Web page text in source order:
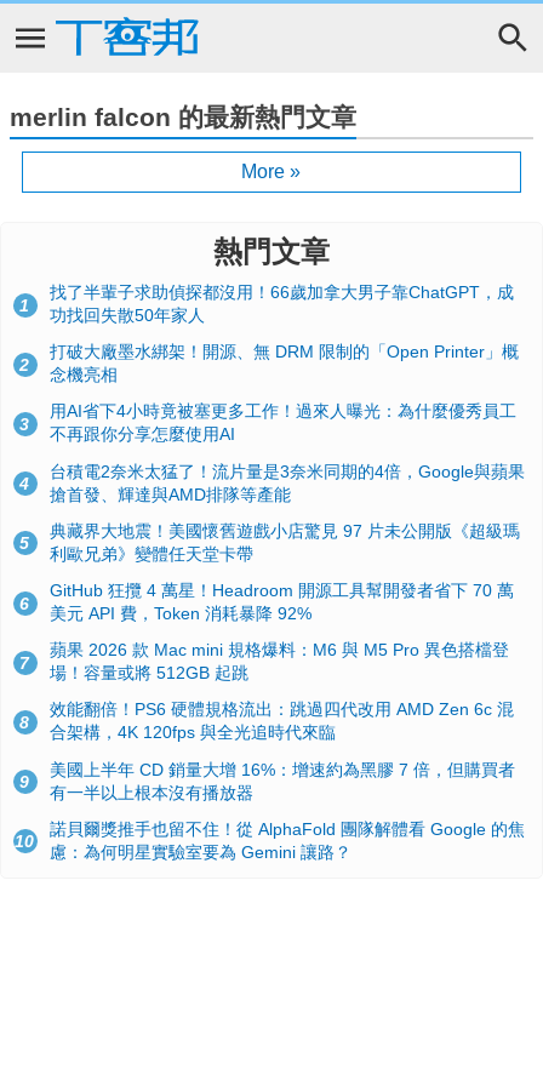
merlin falcon 的最新熱門文章
More »
熱門文章
1
找了半輩子求助偵探都沒用！66歲加拿大男子靠ChatGPT，成
功找回失散50年家人
2
打破大廠墨水綁架！開源、無 DRM 限制的「Open Printer」概
念機亮相
3
用AI省下4小時竟被塞更多工作！過來人曝光：為什麼優秀員工
不再跟你分享怎麼使用AI
4
台積電2奈米太猛了！流片量是3奈米同期的4倍，Google與蘋果
搶首發、輝達與AMD排隊等產能
5
典藏界大地震！美國懷舊遊戲小店驚見 97 片未公開版《超級瑪
利歐兄弟》變體任天堂卡帶
6
GitHub 狂攬 4 萬星！Headroom 開源工具幫開發者省下 70 萬
美元 API 費，Token 消耗暴降 92%
7
蘋果 2026 款 Mac mini 規格爆料：M6 與 M5 Pro 異色搭檔登
場！容量或將 512GB 起跳
8
效能翻倍！PS6 硬體規格流出：跳過四代改用 AMD Zen 6c 混
合架構，4K 120fps 與全光追時代來臨
9
美國上半年 CD 銷量大增 16%：增速約為黑膠 7 倍，但購買者
有一半以上根本沒有播放器
10
諾貝爾獎推手也留不住！從 AlphaFold 團隊解體看 Google 的焦
慮：為何明星實驗室要為 Gemini 讓路？